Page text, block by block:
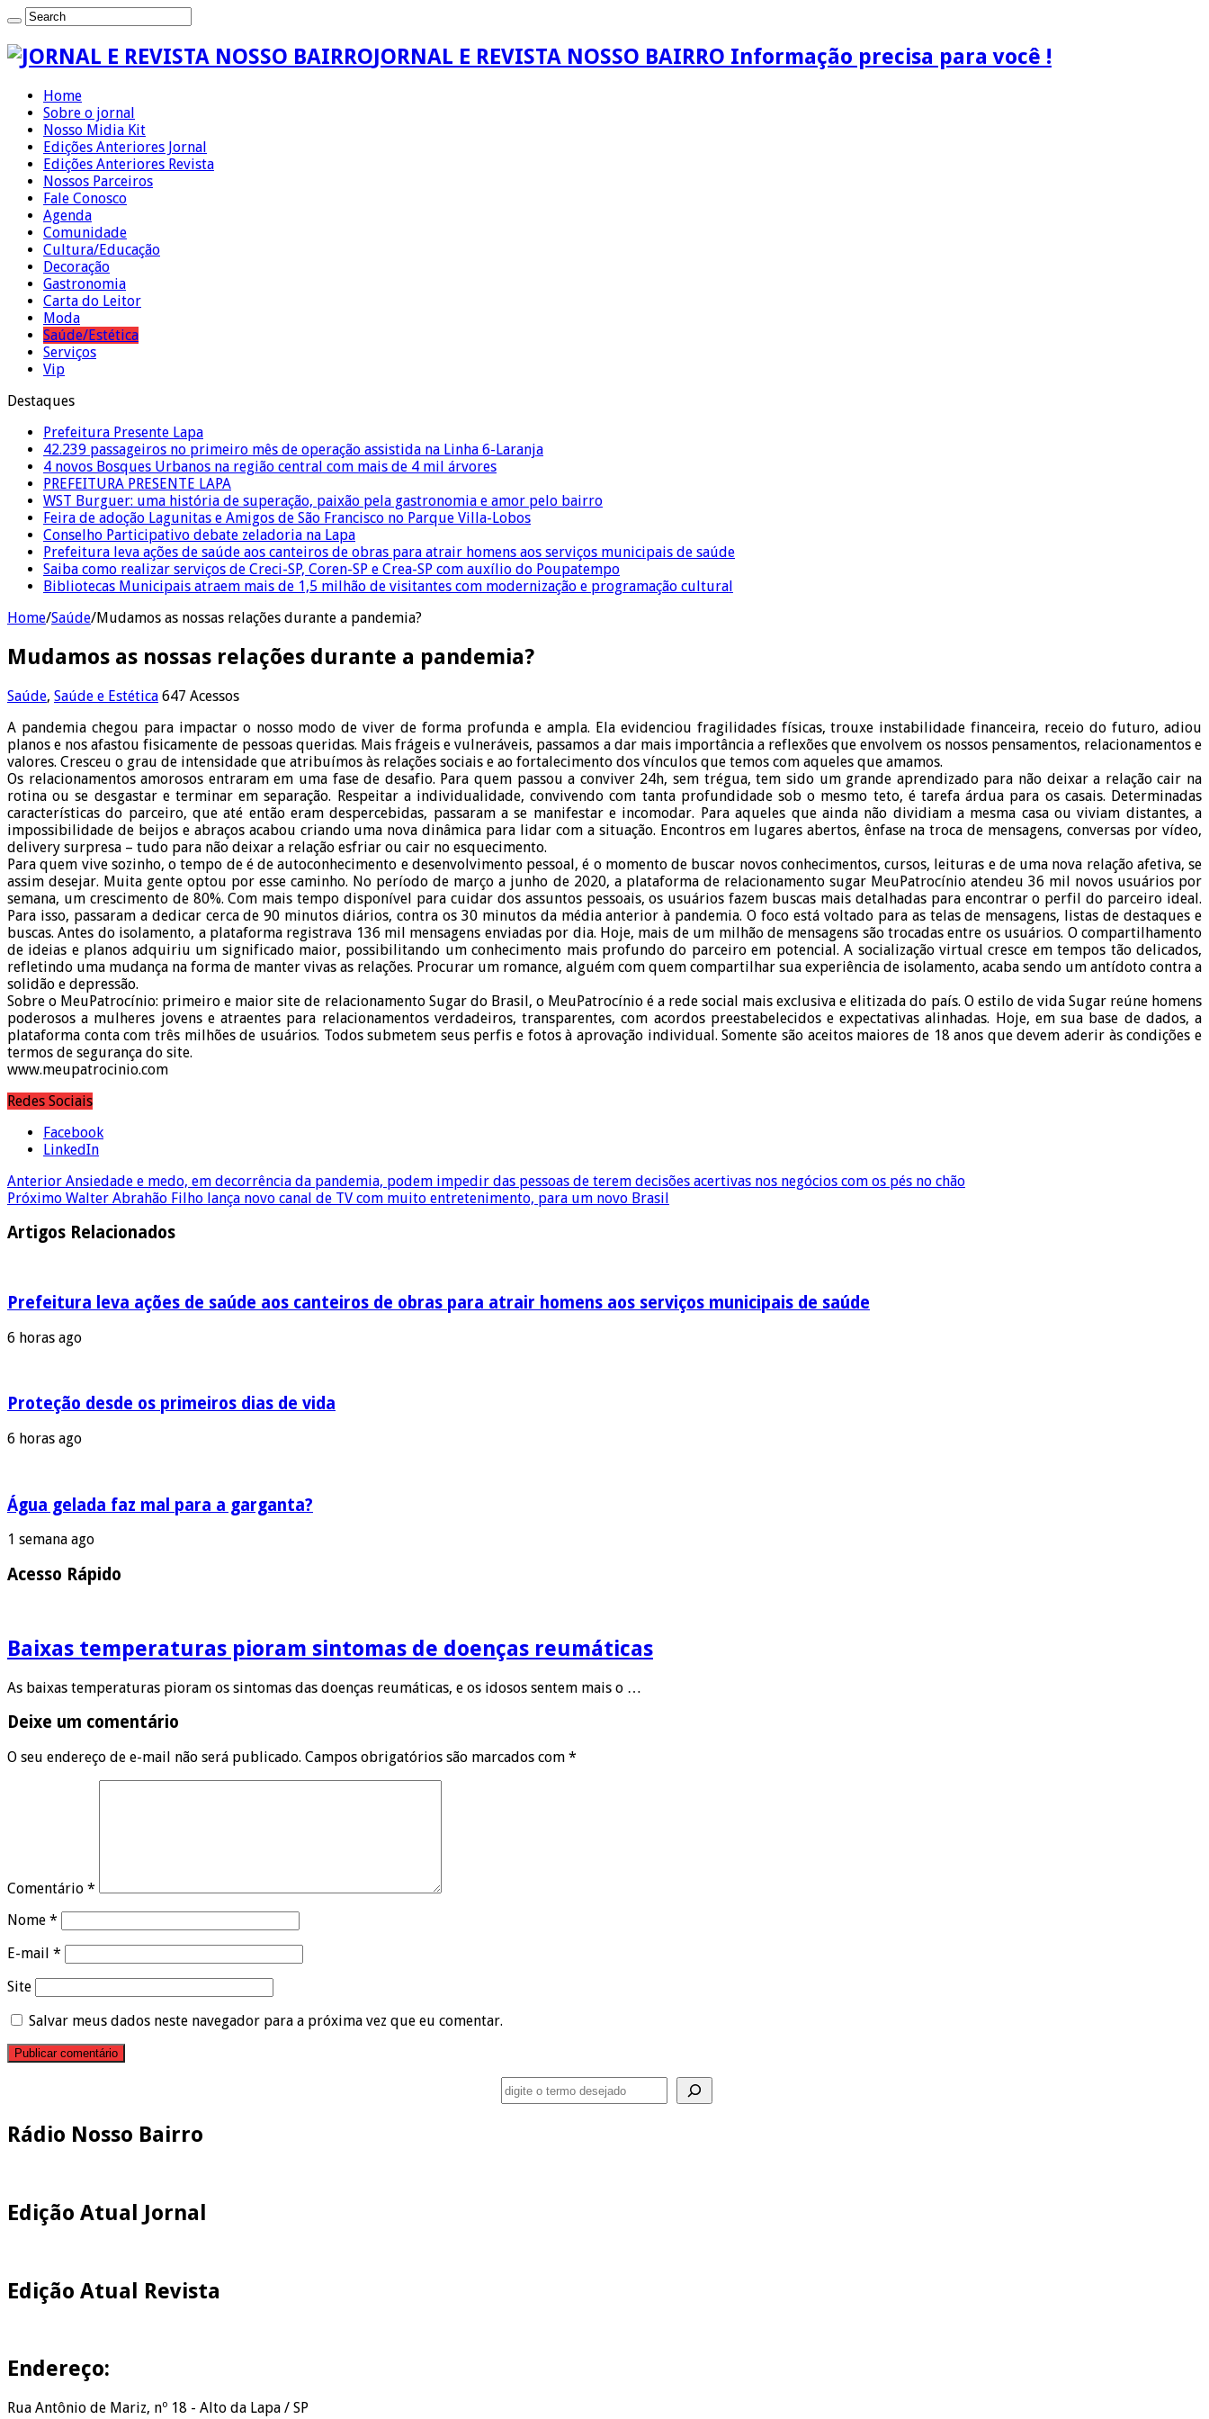
JORNAL E REVISTA NOSSO BAIRRO Informação precisa para você !
Home
Sobre o jornal
Nosso Midia Kit
Edições Anteriores Jornal
Edições Anteriores Revista
Nossos Parceiros
Fale Conosco
Agenda
Comunidade
Cultura/Educação
Decoração
Gastronomia
Carta do Leitor
Moda
Saúde/Estética
Serviços
Vip
Destaques
Prefeitura Presente Lapa
42.239 passageiros no primeiro mês de operação assistida na Linha 6-Laranja
4 novos Bosques Urbanos na região central com mais de 4 mil árvores
PREFEITURA PRESENTE LAPA
WST Burguer: uma história de superação, paixão pela gastronomia e amor pelo bairro
Feira de adoção Lagunitas e Amigos de São Francisco no Parque Villa-Lobos
Conselho Participativo debate zeladoria na Lapa
Prefeitura leva ações de saúde aos canteiros de obras para atrair homens aos serviços municipais de saúde
Saiba como realizar serviços de Creci-SP, Coren-SP e Crea-SP com auxílio do Poupatempo
Bibliotecas Municipais atraem mais de 1,5 milhão de visitantes com modernização e programação cultural
Home/Saúde/Mudamos as nossas relações durante a pandemia?
Mudamos as nossas relações durante a pandemia?
Saúde, Saúde e Estética 647 Acessos
A pandemia chegou para impactar o nosso modo de viver de forma profunda e ampla. Ela evidenciou fragilidades físicas, trouxe instabilidade financeira, receio do futuro, adiou
planos e nos afastou fisicamente de pessoas queridas. Mais frágeis e vulneráveis, passamos a dar mais importância a reflexões que envolvem os nossos pensamentos, relacionamentos e
valores. Cresceu o grau de intensidade que atribuímos às relações sociais e ao fortalecimento dos vínculos que temos com aqueles que amamos.
Os relacionamentos amorosos entraram em uma fase de desafio. Para quem passou a conviver 24h, sem trégua, tem sido um grande aprendizado para não deixar a relação cair na
rotina ou se desgastar e terminar em separação. Respeitar a individualidade, convivendo com tanta profundidade sob o mesmo teto, é tarefa árdua para os casais. Determinadas
características do parceiro, que até então eram despercebidas, passaram a se manifestar e incomodar. Para aqueles que ainda não dividiam a mesma casa ou viviam distantes, a
impossibilidade de beijos e abraços acabou criando uma nova dinâmica para lidar com a situação. Encontros em lugares abertos, ênfase na troca de mensagens, conversas por vídeo,
delivery surpresa – tudo para não deixar a relação esfriar ou cair no esquecimento.
Para quem vive sozinho, o tempo de é de autoconhecimento e desenvolvimento pessoal, é o momento de buscar novos conhecimentos, cursos, leituras e de uma nova relação afetiva, se
assim desejar. Muita gente optou por esse caminho. No período de março a junho de 2020, a plataforma de relacionamento sugar MeuPatrocínio atendeu 36 mil novos usuários por
semana, um crescimento de 80%. Com mais tempo disponível para cuidar dos assuntos pessoais, os usuários fazem buscas mais detalhadas para encontrar o perfil do parceiro ideal.
Para isso, passaram a dedicar cerca de 90 minutos diários, contra os 30 minutos da média anterior à pandemia. O foco está voltado para as telas de mensagens, listas de destaques e
buscas. Antes do isolamento, a plataforma registrava 136 mil mensagens enviadas por dia. Hoje, mais de um milhão de mensagens são trocadas entre os usuários. O compartilhamento
de ideias e planos adquiriu um significado maior, possibilitando um conhecimento mais profundo do parceiro em potencial. A socialização virtual cresce em tempos tão delicados,
refletindo uma mudança na forma de manter vivas as relações. Procurar um romance, alguém com quem compartilhar sua experiência de isolamento, acaba sendo um antídoto contra a
solidão e depressão.
Sobre o MeuPatrocínio: primeiro e maior site de relacionamento Sugar do Brasil, o MeuPatrocínio é a rede social mais exclusiva e elitizada do país. O estilo de vida Sugar reúne homens
poderosos a mulheres jovens e atraentes para relacionamentos verdadeiros, transparentes, com acordos preestabelecidos e expectativas alinhadas. Hoje, em sua base de dados, a
plataforma conta com três milhões de usuários. Todos submetem seus perfis e fotos à aprovação individual. Somente são aceitos maiores de 18 anos que devem aderir às condições e
termos de segurança do site.
www.meupatrocinio.com
Redes Sociais
Facebook
LinkedIn
Anterior Ansiedade e medo, em decorrência da pandemia, podem impedir das pessoas de terem decisões acertivas nos negócios com os pés no chão
Próximo Walter Abrahão Filho lança novo canal de TV com muito entretenimento, para um novo Brasil
Artigos Relacionados
Prefeitura leva ações de saúde aos canteiros de obras para atrair homens aos serviços municipais de saúde
6 horas ago
Proteção desde os primeiros dias de vida
6 horas ago
Água gelada faz mal para a garganta?
1 semana ago
Acesso Rápido
Baixas temperaturas pioram sintomas de doenças reumáticas
As baixas temperaturas pioram os sintomas das doenças reumáticas, e os idosos sentem mais o …
Deixe um comentário
O seu endereço de e-mail não será publicado. Campos obrigatórios são marcados com *
Comentário *
Nome *
E-mail *
Site
Salvar meus dados neste navegador para a próxima vez que eu comentar.
Rádio Nosso Bairro
Edição Atual Jornal
Edição Atual Revista
Endereço:
Rua Antônio de Mariz, nº 18 - Alto da Lapa / SP